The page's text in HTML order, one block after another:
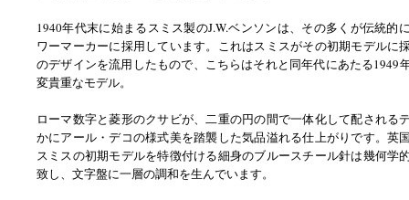
1940年代末に始まるスミス製のJ.W.ベンソンは、その多くが伝統的
ワーマーカーに採用しています。これはスミスがその初期モデルに
のデザインを流用したもので、こちらはそれと同年代にあたる1949
変貴重なモデル。
ローマ数字と菱形のクサビが、二重の円の間で一体化して配される
かにアール・デコの様式美を踏襲した気品溢れる仕上がりです。英
スミスの初期モデルを特徴付ける細身のブルースチール針は幾何学
致し、文字盤に一層の調和を生んでいます。